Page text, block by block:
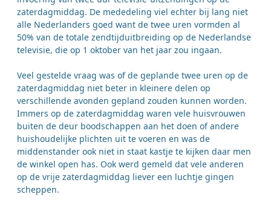
zaterdagmiddag. De mededeling viel echter bij lang niet
alle Nederlanders goed want de twee uren vormden al
50% van de totale zendtijduitbreiding op de Nederlandse
televisie, die op 1 oktober van het jaar zou ingaan.
Veel gestelde vraag was of de geplande twee uren op de
zaterdagmiddag niet beter in kleinere delen op
verschillende avonden gepland zouden kunnen worden.
Immers op de zaterdagmiddag waren vele huisvrouwen
buiten de deur boodschappen aan het doen of andere
huishoudelijke plichten uit te voeren en was de
middenstander ook niet in staat kastje te kijken daar men
de winkel open has. Ook werd gemeld dat vele anderen
op de vrije zaterdagmiddag liever een luchtje gingen
scheppen.